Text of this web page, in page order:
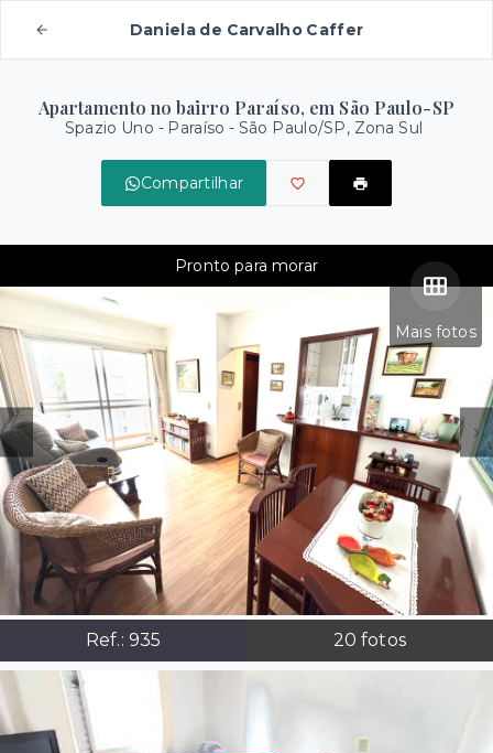
Daniela de Carvalho Caffer
Apartamento no bairro Paraíso, em São Paulo-SP
Spazio Uno - Paraíso - São Paulo/SP, Zona Sul
Compartilhar
Mais fotos
Ref.: 935 20 fotos
Pronto para morar